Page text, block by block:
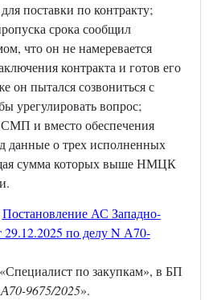
поставки по контракту;
срока сообщил
что он не намеревается
контракта и готов его
он пытался созвониться с
урегулировать вопрос;
СМП и вместо обеспечения
данные о трех исполненных
сумма которых выше НМЦК
Постановление АС Западно-
29.12.2025 по делу N А70-
по закупкам», в БП
9675/2025».